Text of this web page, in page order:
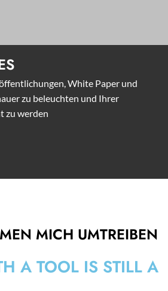
White Paper und
zu beleuchten und Ihrer
zu werden
MICH UMTREIBEN
A TOOL IS STILL A